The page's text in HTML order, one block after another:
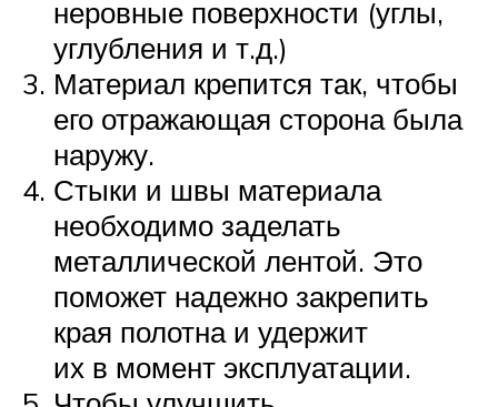
неровные поверхности (углы,
углубления и т.д.)
Материал крепится так, чтобы
его отражающая сторона была
наружу.
Стыки и швы материала
необходимо заделать
металлической лентой. Это
поможет надежно закрепить
края полотна и удержит
их в момент эксплуатации.